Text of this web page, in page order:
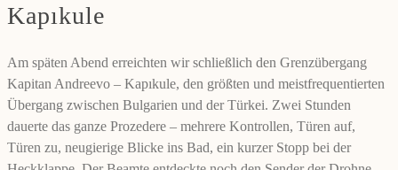
Kapıkule
Am späten Abend erreichten wir schließlich den Grenzübergang
Kapitan Andreevo – Kapıkule, den größten und meistfrequentierten
Übergang zwischen Bulgarien und der Türkei. Zwei Stunden
dauerte das ganze Prozedere – mehrere Kontrollen, Türen auf,
Türen zu, neugierige Blicke ins Bad, ein kurzer Stopp bei der